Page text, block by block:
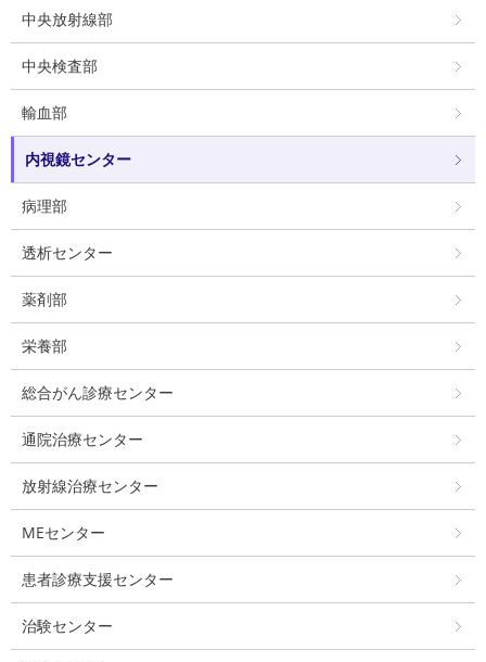
中央放射線部
中央検査部
輸血部
内視鏡センター
病理部
透析センター
薬剤部
栄養部
総合がん診療センター
通院治療センター
放射線治療センター
MEセンター
患者診療支援センター
治験センター